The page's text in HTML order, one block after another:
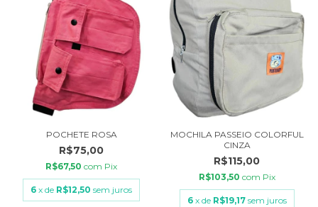
POCHETE ROSA
R$75,00
R$67,50 com Pix
6 x de R$12,50 sem juros
MOCHILA PASSEIO COLORFUL
CINZA
R$115,00
R$103,50 com Pix
6 x de R$19,17 sem juros